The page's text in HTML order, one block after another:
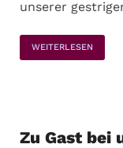
unserer
WEITERLESEN
Zu Gast bei